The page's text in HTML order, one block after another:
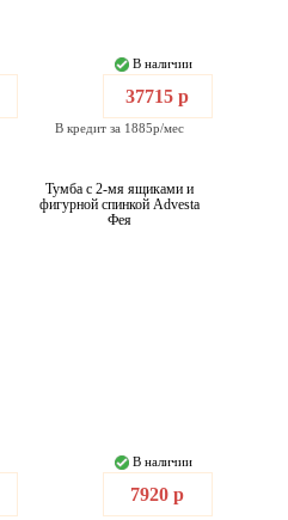
В наличии
37715 р
В кредит за 1885р/мес
Тумба c 2-мя ящиками и
фигурной спинкой Advesta
Фея
В наличии
7920 р